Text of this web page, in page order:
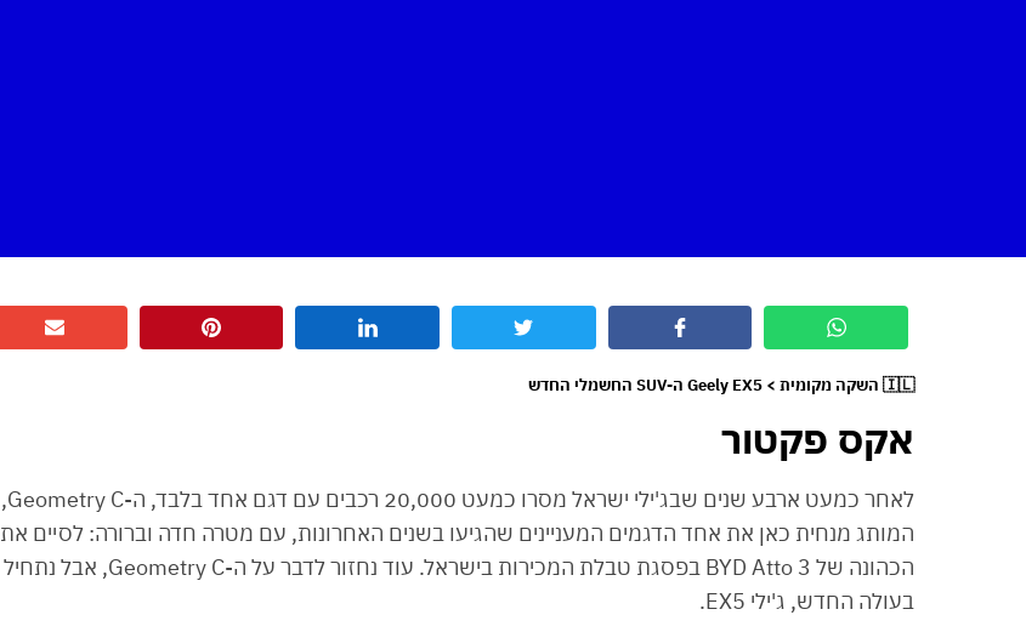
🇮🇱 השקה מקומית > Geely EX5 ה-SUV החשמלי החדש
אקס פקטור
לאחר כמעט ארבע שנים שבג'ילי ישראל מסרו כמעט 20,000 רכבים עם דגם אחד בלבד, ה-Geometry C,
המותג מנחית כאן את אחד הדגמים המעניינים שהגיעו בשנים האחרונות, עם מטרה חדה וברורה: לסיים את
הכהונה של BYD Atto 3 בפסגת טבלת המכירות בישראל. עוד נחזור לדבר על ה-Geometry C, אבל נתחיל
בעולה החדש, ג'ילי EX5.